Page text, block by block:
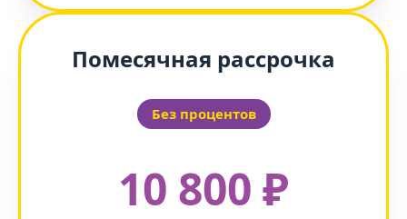
Помесячная рассрочка
Без процентов
10 800 ₽